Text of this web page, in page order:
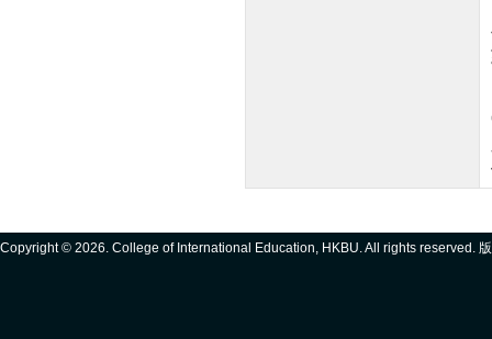
Copyright © 2026. College of International Education, HKBU. All rights reserved.